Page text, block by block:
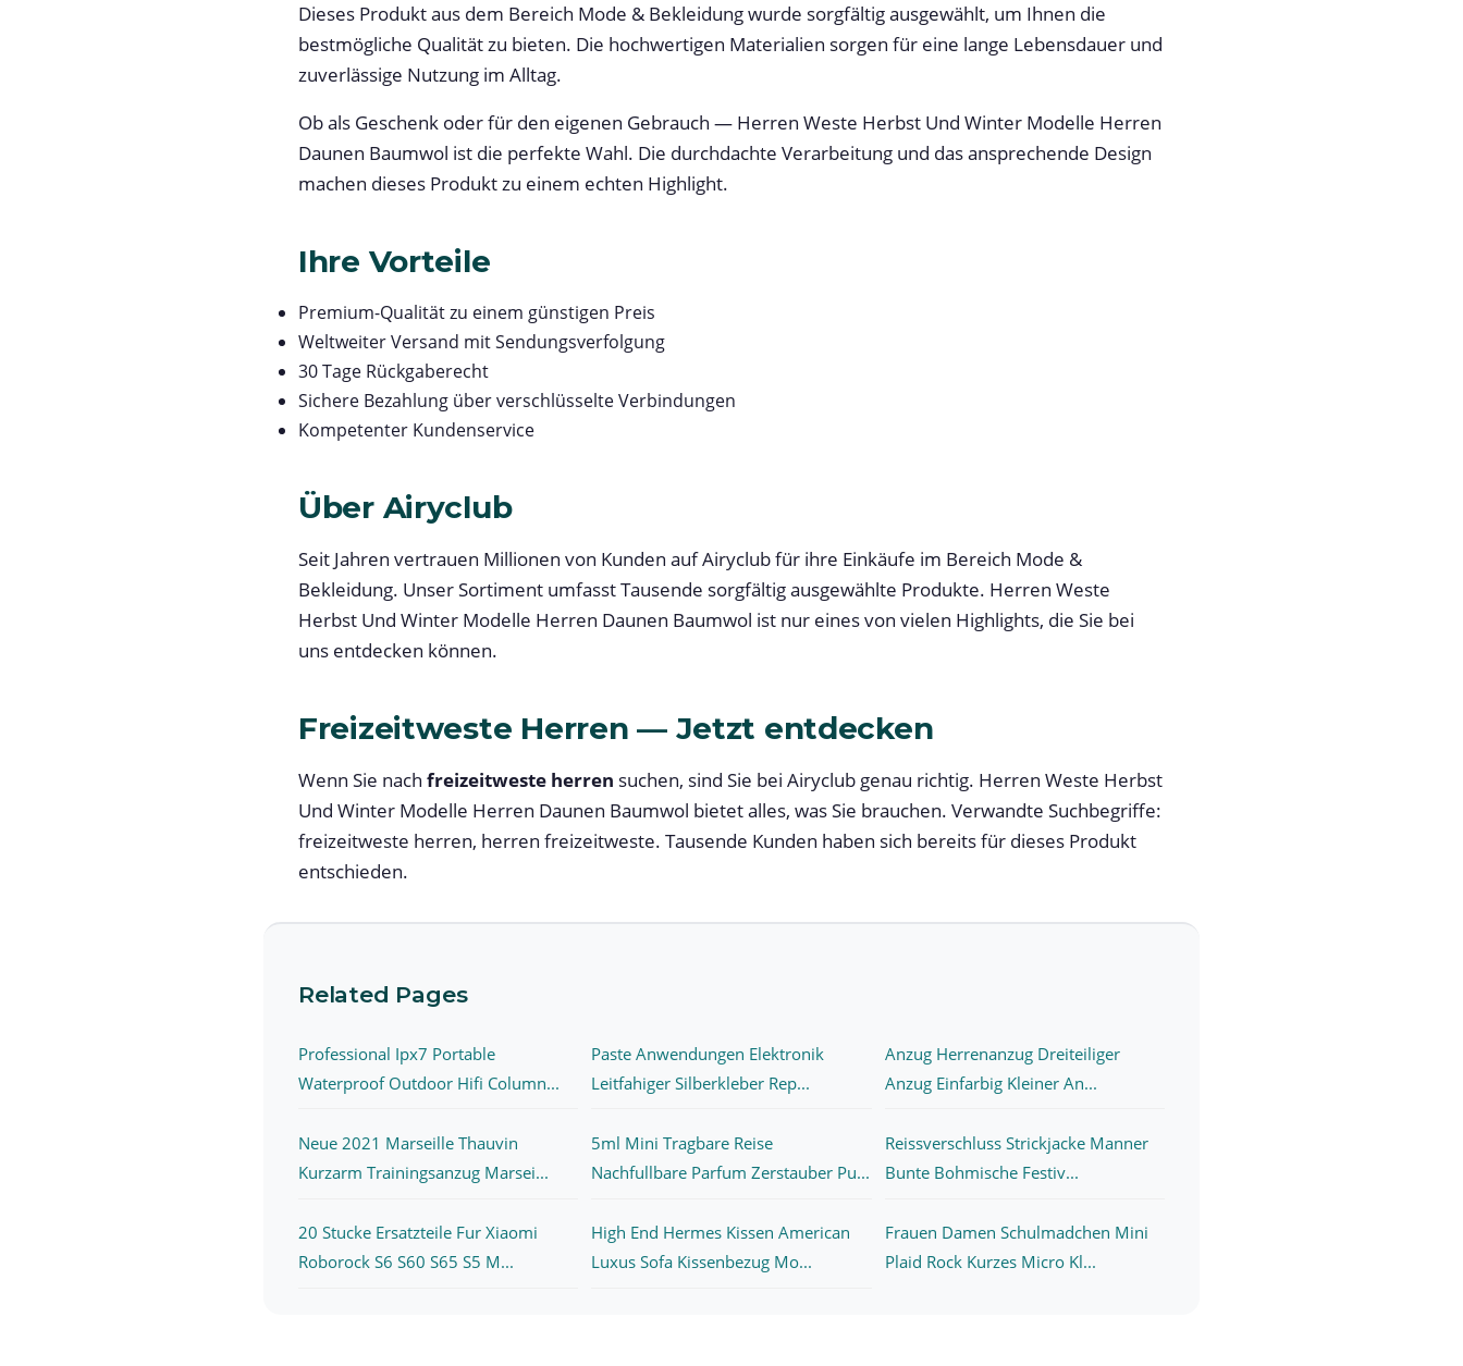
Dieses Produkt aus dem Bereich Mode & Bekleidung wurde sorgfältig ausgewählt, um Ihnen die
bestmögliche Qualität zu bieten. Die hochwertigen Materialien sorgen für eine lange Lebensdauer und
zuverlässige Nutzung im Alltag.
Ob als Geschenk oder für den eigenen Gebrauch — Herren Weste Herbst Und Winter Modelle Herren
Daunen Baumwol ist die perfekte Wahl. Die durchdachte Verarbeitung und das ansprechende Design
machen dieses Produkt zu einem echten Highlight.
Ihre Vorteile
Premium-Qualität zu einem günstigen Preis
Weltweiter Versand mit Sendungsverfolgung
30 Tage Rückgaberecht
Sichere Bezahlung über verschlüsselte Verbindungen
Kompetenter Kundenservice
Über Airyclub
Seit Jahren vertrauen Millionen von Kunden auf Airyclub für ihre Einkäufe im Bereich Mode &
Bekleidung. Unser Sortiment umfasst Tausende sorgfältig ausgewählte Produkte. Herren Weste
Herbst Und Winter Modelle Herren Daunen Baumwol ist nur eines von vielen Highlights, die Sie bei
uns entdecken können.
Freizeitweste Herren — Jetzt entdecken
Wenn Sie nach freizeitweste herren suchen, sind Sie bei Airyclub genau richtig. Herren Weste Herbst
Und Winter Modelle Herren Daunen Baumwol bietet alles, was Sie brauchen. Verwandte Suchbegriffe:
freizeitweste herren, herren freizeitweste. Tausende Kunden haben sich bereits für dieses Produkt
entschieden.
Related Pages
Professional Ipx7 Portable
Waterproof Outdoor Hifi Column...
Paste Anwendungen Elektronik
Leitfahiger Silberkleber Rep...
Anzug Herrenanzug Dreiteiliger
Anzug Einfarbig Kleiner An...
Neue 2021 Marseille Thauvin
Kurzarm Trainingsanzug Marsei...
5ml Mini Tragbare Reise
Nachfullbare Parfum Zerstauber Pu...
Reissverschluss Strickjacke Manner
Bunte Bohmische Festiv...
20 Stucke Ersatzteile Fur Xiaomi
Roborock S6 S60 S65 S5 M...
High End Hermes Kissen American
Luxus Sofa Kissenbezug Mo...
Frauen Damen Schulmadchen Mini
Plaid Rock Kurzes Micro Kl...